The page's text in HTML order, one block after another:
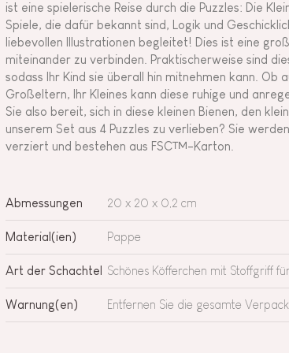
ist eine spielerische Reise durch die Puzzles: Die
Spiele, die dafür bekannt sind, Logik und
liebevollen Illustrationen begleitet! Dies ist eine
miteinander zu verbinden. Praktischerweise sind
sodass Ihr Kind sie überall hin mitnehmen kann. Ob
Großeltern, Ihr Kleines kann diese ruhige und
Sie also bereit, sich in diese kleinen Bienen, den
unserem Set aus 4 Puzzles zu verlieben? Sie
verziert und bestehen aus FSC™-Karton.
Abmessungen 20 x 20 x 0,2 cm
Material(ien) Pappe
Art der Schachtel Schönes Köfferchen mit Stoffgriff
Warnung(en) Entfernen Sie die gesamte